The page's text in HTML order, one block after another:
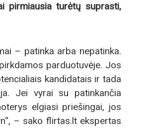
pirmiausia turėtų suprasti,
– patinka arba nepatinka.
parduotuvėje. Jos
kandidatais ir tada
Jei vyrai su patinkančia
elgiasi priešingai, jos
– sako flirtas.lt ekspertas